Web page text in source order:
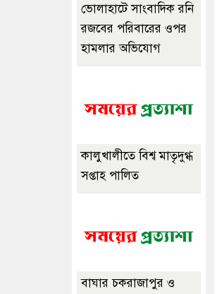
ভোলাহাটে সাংবাদিক রনি
রজবের পরিবারের ওপর
হামলার অভিযোগ
কালুখালীতে বিশ্ব মাতৃদুগ্ধ
সপ্তাহ পালিত
বাঘার চকরাজাপুর ও